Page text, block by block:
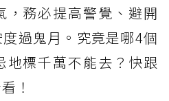
，務必提高警覺、避開
過鬼月。究竟是哪4個
地標千萬不能去？快跟
！